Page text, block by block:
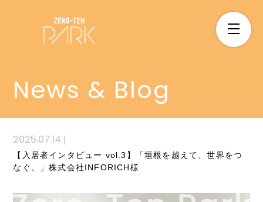
News & Blog
2025.07.14 |
【入居者インタビュー vol.3】「垣根を越えて、世界をつ
なぐ。」株式会社INFORICH様